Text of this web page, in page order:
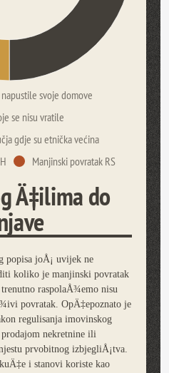
svoje domove
se nisu vratile
gdje su etnička većina
Manjinski povratak RS
Ä‡ilima do
popisa joÅ¡ uvijek ne
koliko je manjinski povratak
raspolaÅ¾emo nisu
povratak. OpÄ‡epoznato je
regulisanja imovinskog
prodajom nekretnine ili
prvobitnog izbjegliÅ¡tva.
i stanovi koriste kao